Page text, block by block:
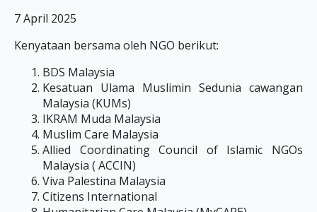
7 April 2025
Kenyataan bersama oleh NGO berikut:
BDS Malaysia
Kesatuan Ulama Muslimin Sedunia cawangan
Malaysia (KUMs)
IKRAM Muda Malaysia
Muslim Care Malaysia
Allied Coordinating Council of Islamic NGOs
Malaysia ( ACCIN)
⁠Viva Palestina Malaysia
⁠Citizens International